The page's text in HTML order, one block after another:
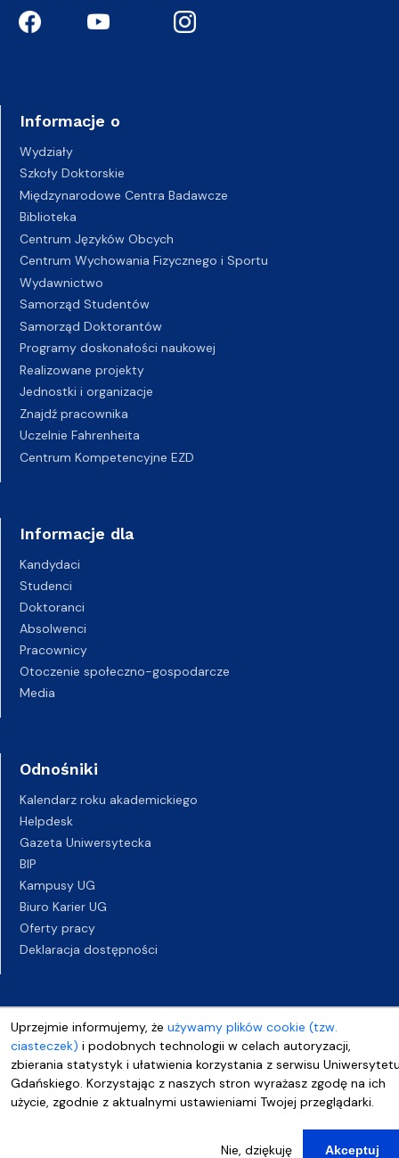
Uprzejmie informujemy, że używamy plików cookie (tzw.
ciasteczek) i podobnych technologii w celach autoryzacji,
zbierania statystyk i ułatwienia korzystania z serwisu
Gdańskiego. Korzystając z naszych stron wyrażasz zgodę na ich
użycie, zgodnie z aktualnymi ustawieniami Twojej przeglądarki.
Nie, dziękuję Akceptuj
Informacje o
Wydziały
Szkoły Doktorskie
Międzynarodowe Centra Badawcze
Biblioteka
Centrum Języków Obcych
Centrum Wychowania Fizycznego i Sportu
Wydawnictwo
Samorząd Studentów
Samorząd Doktorantów
Programy doskonałości naukowej
Realizowane projekty
Jednostki i organizacje
Znajdź pracownika
Uczelnie Fahrenheita
Centrum Kompetencyjne EZD
Informacje dla
Kandydaci
Studenci
Doktoranci
Absolwenci
Pracownicy
Otoczenie społeczno-gospodarcze
Media
Odnośniki
Kalendarz roku akademickiego
Helpdesk
Gazeta Uniwersytecka
BIP
Kampusy UG
Biuro Karier UG
Oferty pracy
Deklaracja dostępności